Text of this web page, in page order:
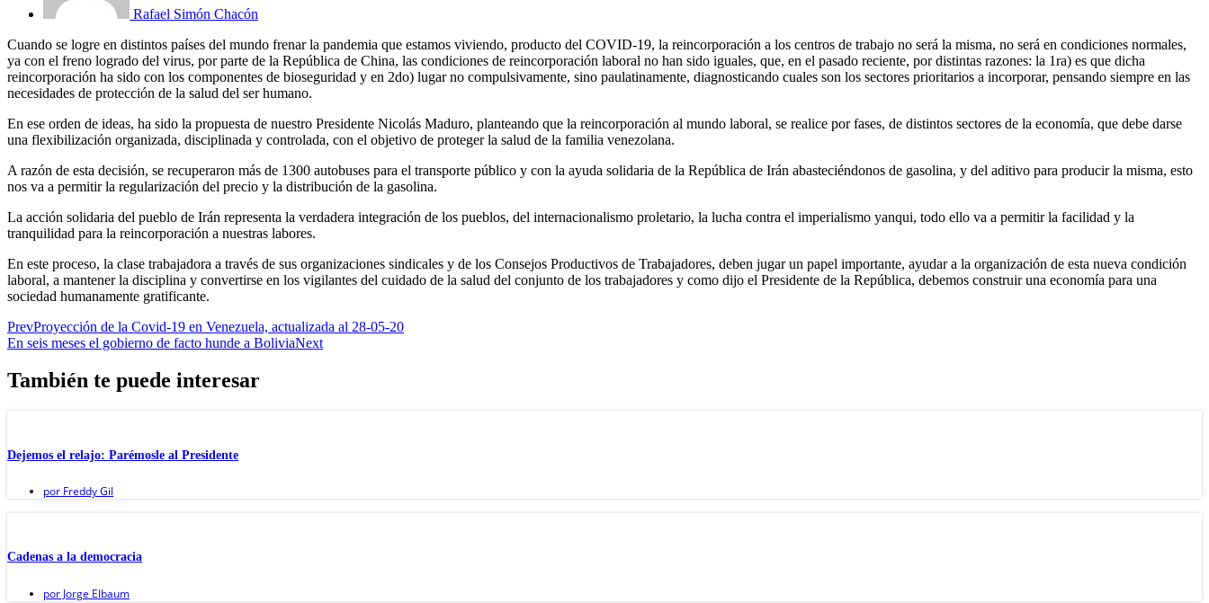
Rafael Simón Chacón
Cuando se logre en distintos países del mundo frenar la pandemia que estamos viviendo, producto del COVID-19, la reincorporación a los centros de trabajo no será la misma, no será en condiciones normales,
ya con el freno logrado del virus, por parte de la República de China, las condiciones de reincorporación laboral no han sido iguales, que, en el pasado reciente, por distintas razones: la 1ra) es que dicha
reincorporación ha sido con los componentes de bioseguridad y en 2do) lugar no compulsivamente, sino paulatinamente, diagnosticando cuales son los sectores prioritarios a incorporar, pensando siempre en las
necesidades de protección de la salud del ser humano.
En ese orden de ideas, ha sido la propuesta de nuestro Presidente Nicolás Maduro, planteando que la reincorporación al mundo laboral, se realice por fases, de distintos sectores de la economía, que debe darse
una flexibilización organizada, disciplinada y controlada, con el objetivo de proteger la salud de la familia venezolana.
A razón de esta decisión, se recuperaron más de 1300 autobuses para el transporte público y con la ayuda solidaria de la República de Irán abasteciéndonos de gasolina, y del aditivo para producir la misma, esto
nos va a permitir la regularización del precio y la distribución de la gasolina.
La acción solidaria del pueblo de Irán representa la verdadera integración de los pueblos, del internacionalismo proletario, la lucha contra el imperialismo yanqui, todo ello va a permitir la facilidad y la
tranquilidad para la reincorporación a nuestras labores.
En este proceso, la clase trabajadora a través de sus organizaciones sindicales y de los Consejos Productivos de Trabajadores, deben jugar un papel importante, ayudar a la organización de esta nueva condición
laboral, a mantener la disciplina y convertirse en los vigilantes del cuidado de la salud del conjunto de los trabajadores y como dijo el Presidente de la República, debemos construir una economía para una
sociedad humanamente gratificante.
PrevProyección de la Covid-19 en Venezuela, actualizada al 28-05-20
En seis meses el gobierno de facto hunde a BoliviaNext
También te puede interesar
Dejemos el relajo: Parémosle al Presidente
por Freddy Gil
Cadenas a la democracia
por Jorge Elbaum